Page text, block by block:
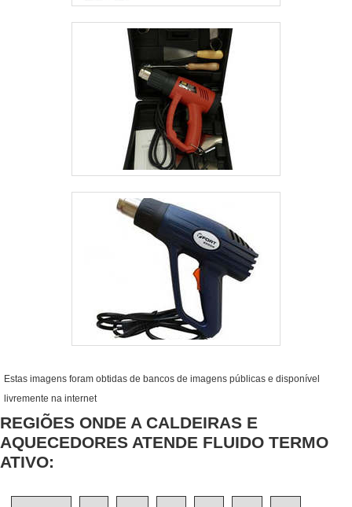
Estas imagens foram obtidas de bancos de imagens públicas e disponível
livremente na internet
REGIÕES ONDE A CALDEIRAS E
AQUECEDORES ATENDE FLUIDO TERMO
ATIVO: